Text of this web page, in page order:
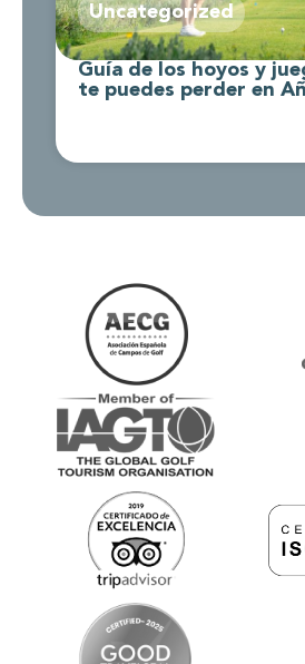
Uncategorized
Guía de los hoyos y
te puedes perder en